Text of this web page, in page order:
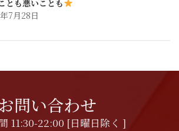
とも悪いことも
7月28日
問い合わせ
11:30-22:00 [日曜日除く ]